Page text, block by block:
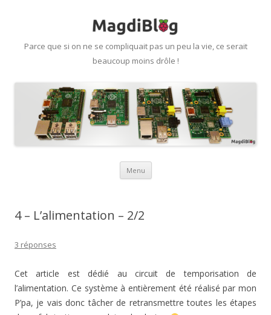
Parce que si on ne se compliquait pas un peu la vie, ce serait
beaucoup moins drôle !
Menu Aller
4 – L’alimentation – 2/2
3 réponses
Cet article est dédié au circuit de temporisation de
l’alimentation. Ce système à entièrement été réalisé par mon
P’pa, je vais donc tâcher de retransmettre toutes les étapes